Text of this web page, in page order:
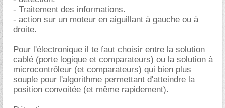
- Traitement des informations.
- action sur un moteur en aiguillant à gauche ou à
droite.
Pour l'électronique il te faut choisir entre la solution
cablé (porte logique et comparateurs) ou la solution à
microcontrôleur (et comparateurs) qui bien plus
souple pour l'algorithme permettant d'atteindre la
position convoitée (et même rapidement).